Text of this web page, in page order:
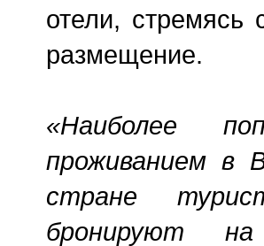
отели, стремясь
размещение.
«Наиболее
проживанием в
стране
бронируют